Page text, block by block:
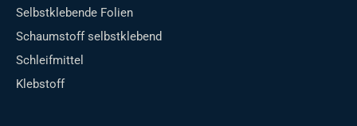
Selbstklebende Folien
Schaumstoff selbstklebend
Schleifmittel
Klebstoff